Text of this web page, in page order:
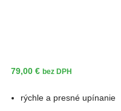
79,00 € bez DPH
rýchle a presné upínanie